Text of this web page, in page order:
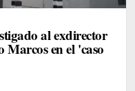
al exdirector
en el 'caso